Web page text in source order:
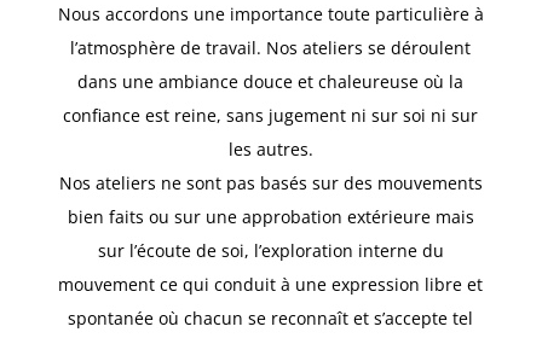
Nous accordons une importance toute particulière à
l’atmosphère de travail. Nos ateliers se déroulent
dans une ambiance douce et chaleureuse où la
confiance est reine, sans jugement ni sur soi ni sur
les autres.
Nos ateliers ne sont pas basés sur des mouvements
bien faits ou sur une approbation extérieure mais
sur l’écoute de soi, l’exploration interne du
mouvement ce qui conduit à une expression libre et
spontanée où chacun se reconnaît et s’accepte tel